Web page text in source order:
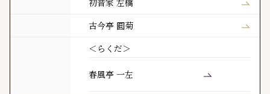
初音家 左橋
古今亭 圓菊
＜らくだ＞
春風亭 一左